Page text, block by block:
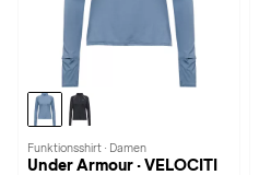
Funktionsshirt · Damen
Under Armour · VELOCITI